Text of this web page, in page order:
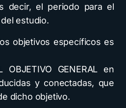
decir, el periodo para el
estudio.
objetivos específicos es
OBJETIVO GENERAL en
y conectadas, que
dicho objetivo.